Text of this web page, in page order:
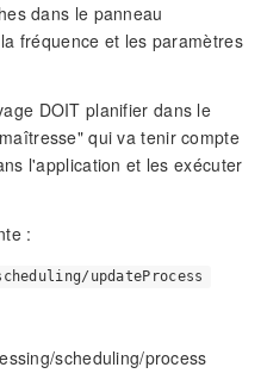
dans le panneau
fréquence et les paramètres
DOIT planifier dans le
qui va tenir compte
l'application et les exécuter
:
updateProcess
scheduling/process